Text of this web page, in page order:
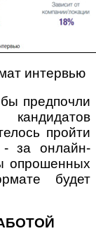
интервью
предпочли
пройти
за онлайн-
опрошенных
будет